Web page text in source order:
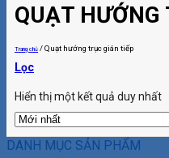
QUẠT HƯỚNG
Trang chủ /Quạt hướng trục gián tiếp
Lọc
Hiển thị một kết quả duy nhất
DANH MỤC SẢN PHẨM